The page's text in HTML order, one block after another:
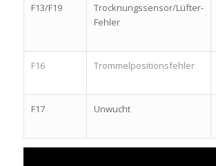
F13/F19
Trocknungssensor/Lüfter-
Fehler
F16 Trommelpositionsfehler
F17 Unwucht